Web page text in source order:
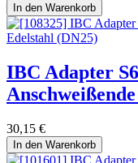
In den Warenkorb
IBC Adapter
30,15 €
In den Warenkorb